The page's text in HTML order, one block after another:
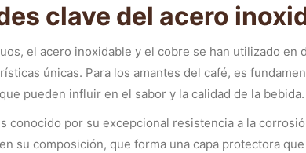
clave del acero
el acero inoxidable y el cobre se han utilizado en
únicas. Para los amantes del café, es
pueden influir en el sabor y la calidad de la bebida.
conocido por su excepcional resistencia a la
su composición, que forma una capa protectora